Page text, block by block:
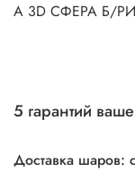
А 3D СФЕРА Б/
5 гарантий
Доставка